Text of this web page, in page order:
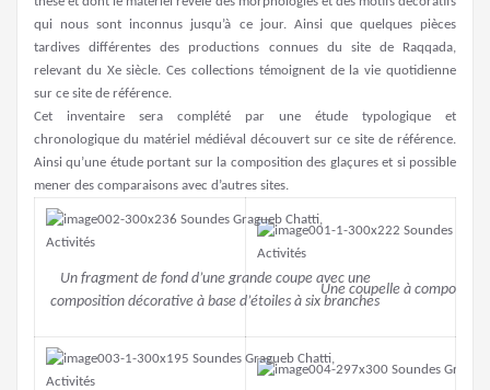
qui nous sont inconnus jusqu’à ce jour. Ainsi que quelques pièces
tardives différentes des productions connues du site de Raqqada,
relevant du Xe siècle. Ces collections témoignent de la vie quotidienne
sur ce site de référence.
Cet inventaire sera complété par une étude typologique et
chronologique du matériel médiéval découvert sur ce site de référence.
Ainsi qu’une étude portant sur la composition des glaçures et si possible
mener des comparaisons avec d’autres sites.
Un fragment de fond d’une grande coupe avec une
composition décorative à base d’étoiles à six branches
Une coupelle à